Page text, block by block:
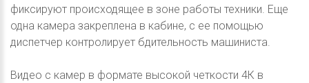
фиксируют происходящее в зоне работы техники. Еще
одна камера закреплена в кабине, с ее помощью
диспетчер контролирует бдительность машиниста.
Видео с камер в формате высокой четкости 4К в